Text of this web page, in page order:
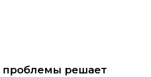
проблемы решает